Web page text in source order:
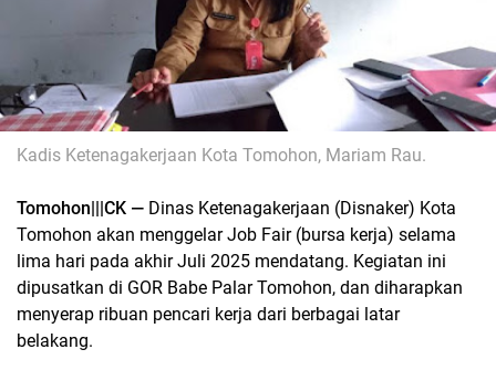
Kadis Ketenagakerjaan Kota Tomohon, Mariam Rau.
Tomohon|||CK — Dinas Ketenagakerjaan (Disnaker) Kota
Tomohon akan menggelar Job Fair (bursa kerja) selama
lima hari pada akhir Juli 2025 mendatang. Kegiatan ini
dipusatkan di GOR Babe Palar Tomohon, dan diharapkan
menyerap ribuan pencari kerja dari berbagai latar
belakang.